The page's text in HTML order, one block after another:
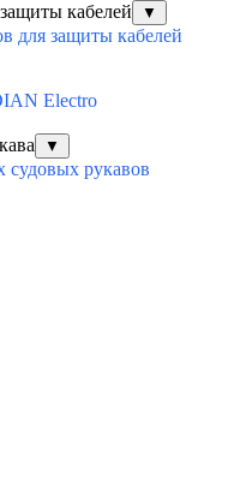
кабелей
▼
для защиты кабелей
Electro
▼
судовых рукавов